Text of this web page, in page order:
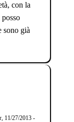
con la
sono già
11/27/2013 -